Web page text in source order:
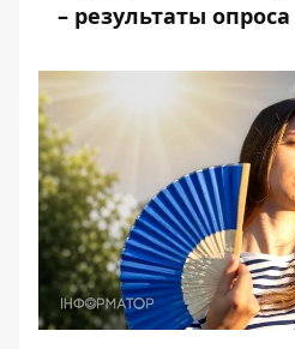
– результаты опроса